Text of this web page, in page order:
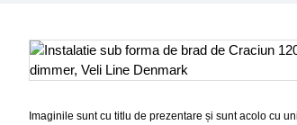
Imaginile sunt cu titlu de prezentare și sunt acolo cu